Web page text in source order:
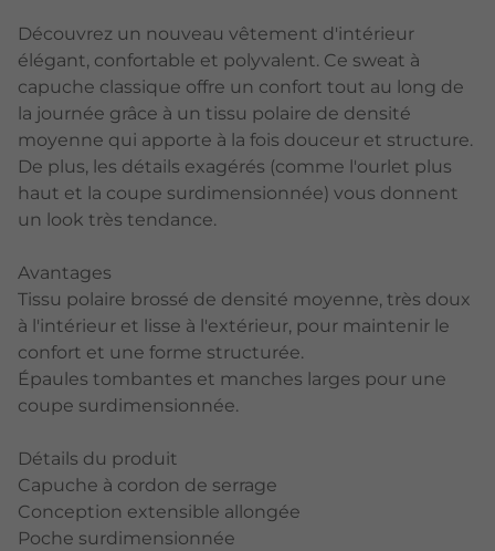
Découvrez un nouveau vêtement d'intérieur
élégant, confortable et polyvalent. Ce sweat à
capuche classique offre un confort tout au long de
la journée grâce à un tissu polaire de densité
moyenne qui apporte à la fois douceur et structure.
De plus, les détails exagérés (comme l'ourlet plus
haut et la coupe surdimensionnée) vous donnent
un look très tendance.
Avantages
Tissu polaire brossé de densité moyenne, très doux
à l'intérieur et lisse à l'extérieur, pour maintenir le
confort et une forme structurée.
Épaules tombantes et manches larges pour une
coupe surdimensionnée.
Détails du produit
Capuche à cordon de serrage
Conception extensible allongée
Poche surdimensionnée